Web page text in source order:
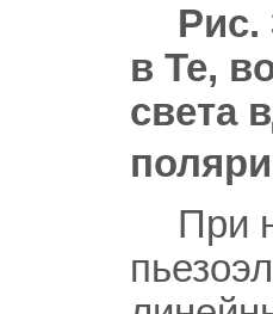
Рис.
в Те,
света
При